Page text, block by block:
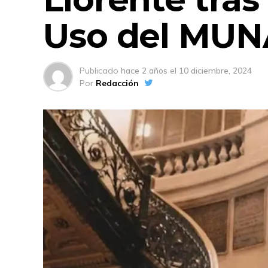
Uso del
Publicado hace 2 años el 10 diciembre, 2024
Por Redacción